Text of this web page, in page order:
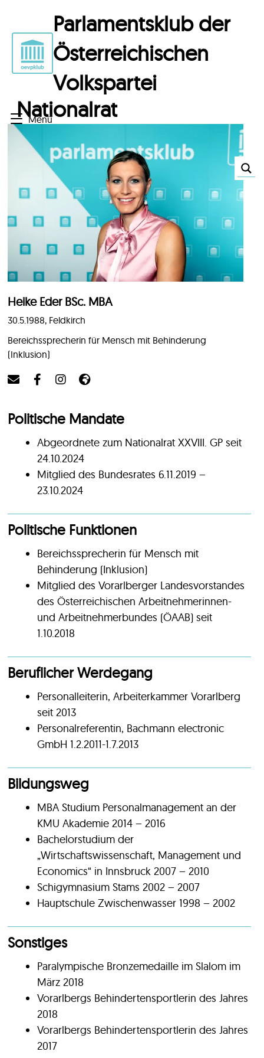
Parlamentsklub der
Österreichischen
Volkspartei
Menü
Nationalrat
Heike Eder BSc. MBA
30.5.1988, Feldkirch
Bereichssprecherin für Mensch mit Behinderung
(Inklusion)
Politische Mandate
Abgeordnete zum Nationalrat XXVIII. GP seit
24.10.2024
Mitglied des Bundesrates 6.11.2019 –
23.10.2024
Politische Funktionen
Bereichssprecherin für Mensch mit
Behinderung (Inklusion)
Mitglied des Vorarlberger Landesvorstandes
des Österreichischen Arbeitnehmerinnen-
und Arbeitnehmerbundes (ÖAAB) seit
1.10.2018
Beruflicher Werdegang
Personalleiterin, Arbeiterkammer Vorarlberg
seit 2013
Personalreferentin, Bachmann electronic
GmbH 1.2.2011-1.7.2013
Bildungsweg
MBA Studium Personalmanagement an der
KMU Akademie 2014 – 2016
Bachelorstudium der
„Wirtschaftswissenschaft, Management und
Economics“ in Innsbruck 2007 – 2010
Schigymnasium Stams 2002 – 2007
Hauptschule Zwischenwasser 1998 – 2002
Sonstiges
Paralympische Bronzemedaille im Slalom im
März 2018
Vorarlbergs Behindertensportlerin des Jahres
2018
Vorarlbergs Behindertensportlerin des Jahres
2017